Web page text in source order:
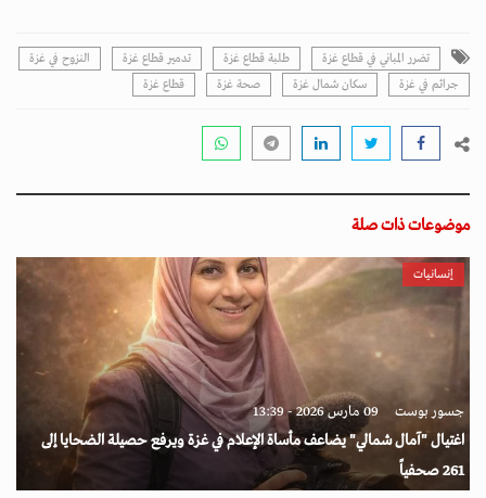
تضرر المباني في قطاع غزة طلبة قطاع غزة تدمير قطاع غزة
النزوح في غزة
جرائم في غزة
سكان شمال غزة صحة غزة قطاع غزة
موضوعات ذات صلة
إنسانيات
جسور بوست 09 مارس 2026 - 13:39
اغتيال "آمال شمالي" يضاعف مأساة الإعلام في غزة ويرفع حصيلة الضحايا إلى
261 صحفياً